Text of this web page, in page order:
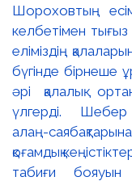
Шороховтың
келбетімен
еліміздің
бүгінде бірнеше
әрі қалалық
үлгерді. Шебер
алаң-
қоғамдық
табиғи бояуын